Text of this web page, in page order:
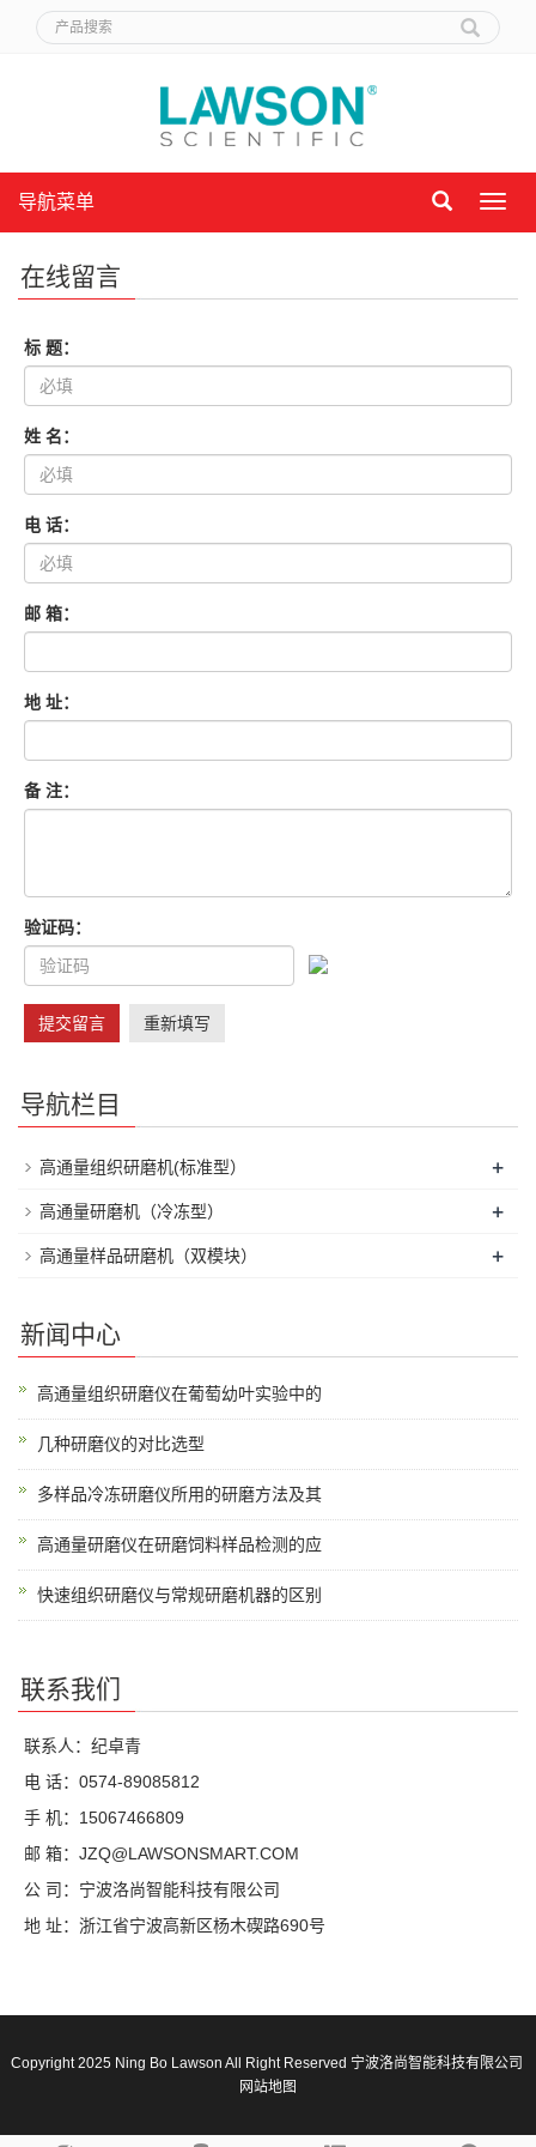
导
导航菜单
在线留言
标 题：
姓 名：
电 话：
邮 箱：
地 址：
备 注：
验证码：
提交留言 重新填写
导航栏目
高通量组织研磨机(标准型） +
高通量研磨机（冷冻型） +
高通量样品研磨机（双模块） +
新闻中心
高通量组织研磨仪在葡萄幼叶实验中的
几种研磨仪的对比选型
多样品冷冻研磨仪所用的研磨方法及其
高通量研磨仪在研磨饲料样品检测的应
快速组织研磨仪与常规研磨机器的区别
联系我们
联系人：纪卓青
电 话：0574-89085812
手 机：15067466809
邮 箱：JZQ@LAWSONSMART.COM
公 司：宁波洛尚智能科技有限公司
地 址：浙江省宁波高新区杨木碶路690号
Copyright 2025 Ning Bo Lawson All Right Reserved 宁波洛尚智能科技有限公司
网站地图